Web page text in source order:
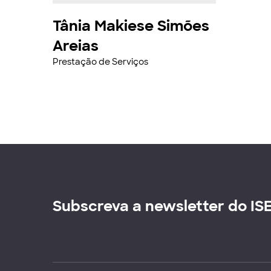
Tânia Makiese Simões
Areias
Prestação de Serviços
Subscreva a newsletter do